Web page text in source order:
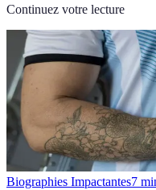
Continuez votre lecture
Biographies Impactantes7